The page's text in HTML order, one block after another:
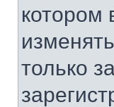
котором
только